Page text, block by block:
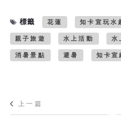
標籤 花蓮 知卡宣玩水
親子旅遊 水上活動 水
消暑景點 避暑 知卡宣
上一篇